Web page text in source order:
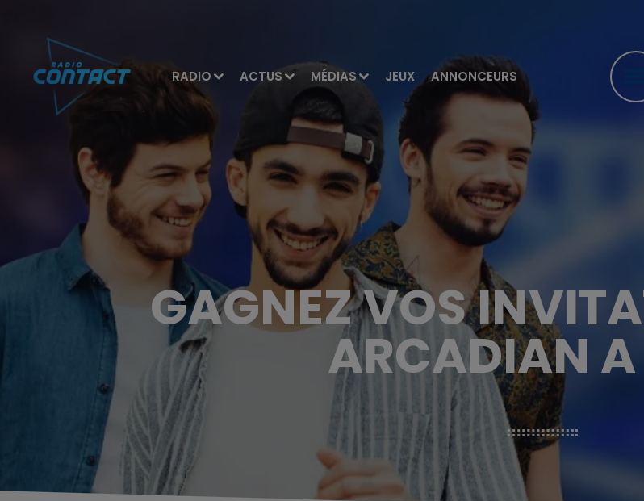
RADIO ACTUS MÉDIAS JEUX ANNONCEURS
GAGNEZ VOS
ARCADIAN A